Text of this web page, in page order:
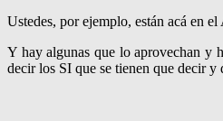
Ustedes, por ejemplo, están acá en
Y hay algunas que lo aprovechan y
decir los SI que se tienen que decir